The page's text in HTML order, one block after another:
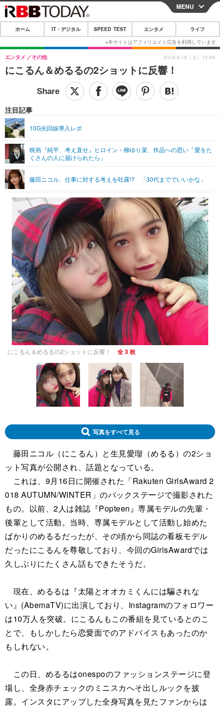
CLOSE
ホーム
IT・デジタル
IT・デジタルTOP スマートフォン
ネタ ガジェット・ツール
SPEED TEST
エンタメ
音楽 スポーツ
ライフ
ペット ショッピング
その他
リリース一覧
プッシュ通知の停止方法
MENU
ホーム IT・デジタル SPEED TEST エンタメ ライフ
にこるん＆めるるの2ショットに反響！
エンタメ その他
注目記事
10G光回線導入レポ
映画『純平、考え直せ』ヒロイン・柳ゆり菜、作品への思い「愛をた
くさんの人に届けられたら」
藤田ニコル、仕事に対する考えを吐露!? 「30代まででいいかな」
2018.9.18（火）13:49
にこるん＆めるるの2ショットに反響！ 全 3 枚
写真をすべて見る
藤田ニコル（にこるん）と生見愛瑠（めるる）の2ショ
ット写真が公開され、話題となっている。
これは、9月16日に開催された「Rakuten GirlsAward 2
018 AUTUMN/WINTER」のバックステージで撮影された
もの。以前、2人は雑誌『Popteen』専属モデルの先輩・
後輩として活動。当時、専属モデルとして活動し始めた
ばかりのめるるだったが、その頃から同誌の看板モデル
だったにこるんを尊敬しており、今回のGirlsAwardでは
久しぶりにたくさん話もできたそうだ。
現在、めるるは『太陽とオオカミくんには騙されな
い』(AbemaTV)に出演しており、Instagramのフォロワー
は10万人を突破。にこるんもこの番組を見ているとのこ
とで、もしかしたら恋愛面でのアドバイスもあったのか
もしれない。
この日、めるるはonespoのファッションステージに登
場し、全身赤チェックのミニスカへそ出しルックを披
露。インスタにアップした全身写真を見たファンからは